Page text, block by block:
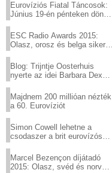
Eurovíziós Fiatal Táncosok:
Június 19-én pénteken döntő
ESC Radio Awards 2015:
Olasz, orosz és belga siker,
Blog: Trijntje Oosterhuis
nyerte az idei Barbara Dex
Majdnem 200 millióan nézték
a 60. Eurovíziót
Simon Cowell lehetne a
csodaszer a brit eurovízós
Marcel Bezençon díjátadó
2015: Olasz, svéd és norvég